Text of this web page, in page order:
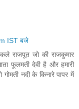
IST बजे
राजपूत जो की राजकुमार
फूलमती देवी है और हमारी
गोमती नदी के किनारे पापर में